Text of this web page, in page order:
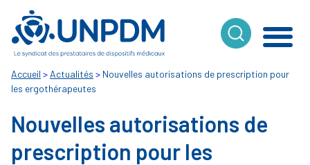
Accueil > Actualités > Nouvelles autorisations de prescription pour
les ergothérapeutes
Nouvelles autorisations de
prescription pour les